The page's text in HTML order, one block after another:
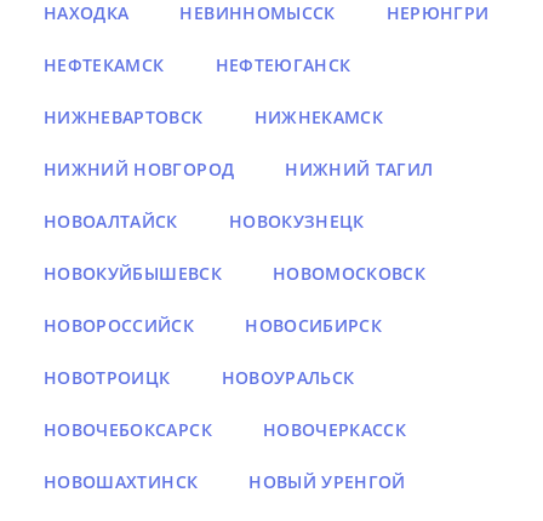
НАХОДКА НЕВИННОМЫССК НЕРЮНГРИ
НЕФТЕКАМСК НЕФТЕЮГАНСК
НИЖНЕВАРТОВСК НИЖНЕКАМСК
НИЖНИЙ НОВГОРОД НИЖНИЙ ТАГИЛ
НОВОАЛТАЙСК НОВОКУЗНЕЦК
НОВОКУЙБЫШЕВСК НОВОМОСКОВСК
НОВОРОССИЙСК НОВОСИБИРСК
НОВОТРОИЦК НОВОУРАЛЬСК
НОВОЧЕБОКСАРСК НОВОЧЕРКАССК
НОВОШАХТИНСК НОВЫЙ УРЕНГОЙ